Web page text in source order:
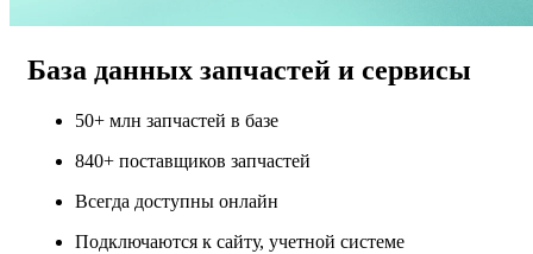
База данных запчастей и сервисы
50+ млн запчастей в базе
840+ поставщиков запчастей
Всегда доступны онлайн
Подключаются к сайту, учетной системе